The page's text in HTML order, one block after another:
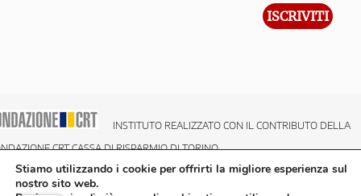
INSTITUTO REALIZZATO CON IL CONTRIBUTO DELLA
CRT CASSA DI RISPARMIO DI TORINO
Stiamo utilizzando i cookie per offrirti la migliore esperienza sul
nostro sito web.